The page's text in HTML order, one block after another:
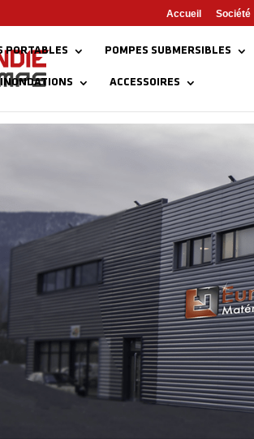
Accueil Société
PORTABLES POMPES SUBMERSIBLES
ACCESSOIRES